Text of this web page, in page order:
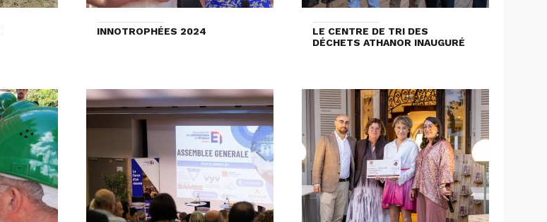
INNOTROPHÉES 2024
LE CENTRE DE TRI DES
DÉCHETS ATHANOR INAUGURÉ